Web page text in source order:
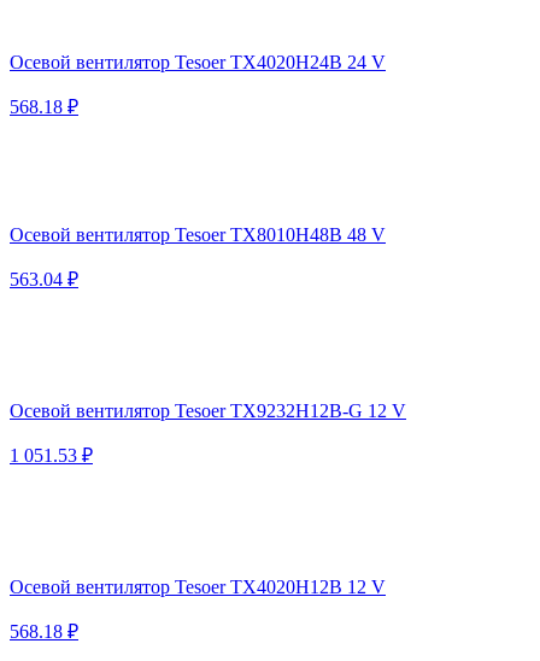
Осевой вентилятор Tesoer TX4020H24B 24 V
568.18 ₽
Осевой вентилятор Tesoer TX8010H48B 48 V
563.04 ₽
Осевой вентилятор Tesoer TX9232H12B-G 12 V
1 051.53 ₽
Осевой вентилятор Tesoer TX4020H12B 12 V
568.18 ₽